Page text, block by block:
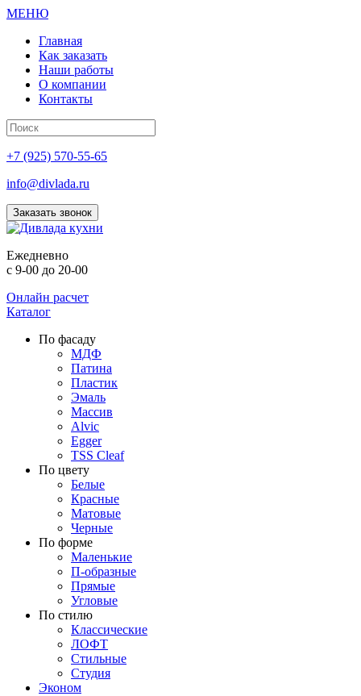
МЕНЮ
Главная
Как заказать
Наши работы
О компании
Контакты
+7 (925) 570-55-65
info@divlada.ru
Заказать звонок
Ежедневно
с 9-00 до 20-00
Онлайн расчет
Каталог
По фасаду
МДФ
Патина
Пластик
Эмаль
Массив
Alvic
Egger
TSS Cleaf
По цвету
Белые
Красные
Матовые
Черные
По форме
Маленькие
П-образные
Прямые
Угловые
По стилю
Классические
ЛОФТ
Стильные
Студия
Эконом